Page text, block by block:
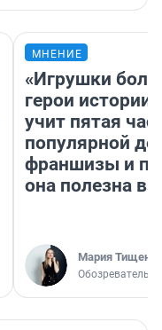
МНЕНИЕ
«Игрушки
герои
учит пятая
популярной
франшизы и
она полезна
Мария Тищенко
Обозреватель